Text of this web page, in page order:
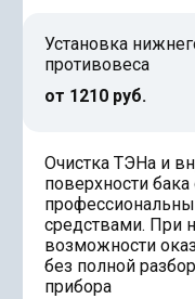
Установка
противовеса
от 1210 руб.
Очистка ТЭНа и
поверхности бака
средствами. При
возможности
без полной
прибора